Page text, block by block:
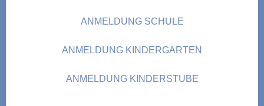
ANMELDUNG SCHULE
ANMELDUNG KINDERGARTEN
ANMELDUNG KINDERSTUBE